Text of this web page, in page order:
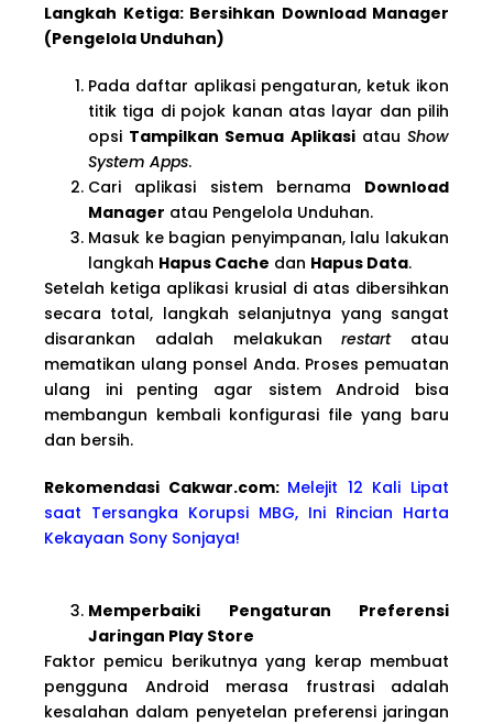
Langkah Ketiga: Bersihkan Download Manager
(Pengelola Unduhan)
Pada daftar aplikasi pengaturan, ketuk ikon
titik tiga di pojok kanan atas layar dan pilih
opsi Tampilkan Semua AplikasiatauShow
System Apps.
Cari aplikasi sistem bernama Download
Manager atau Pengelola Unduhan.
Masuk ke bagian penyimpanan, lalu lakukan
langkah Hapus Cache dan Hapus Data.
Setelah ketiga aplikasi krusial di atas dibersihkan
secara total, langkah selanjutnya yang sangat
disarankan adalah melakukanrestartatau
mematikan ulang ponsel Anda. Proses pemuatan
ulang ini penting agar sistem Android bisa
membangun kembali konfigurasi file yang baru
dan bersih.
Rekomendasi Cakwar.com: Melejit 12 Kali Lipat
saat Tersangka Korupsi MBG, Ini Rincian Harta
Kekayaan Sony Sonjaya!
Memperbaiki Pengaturan Preferensi
Jaringan Play Store
Faktor pemicu berikutnya yang kerap membuat
pengguna Android merasa frustrasi adalah
kesalahan dalam penyetelan preferensi jaringan